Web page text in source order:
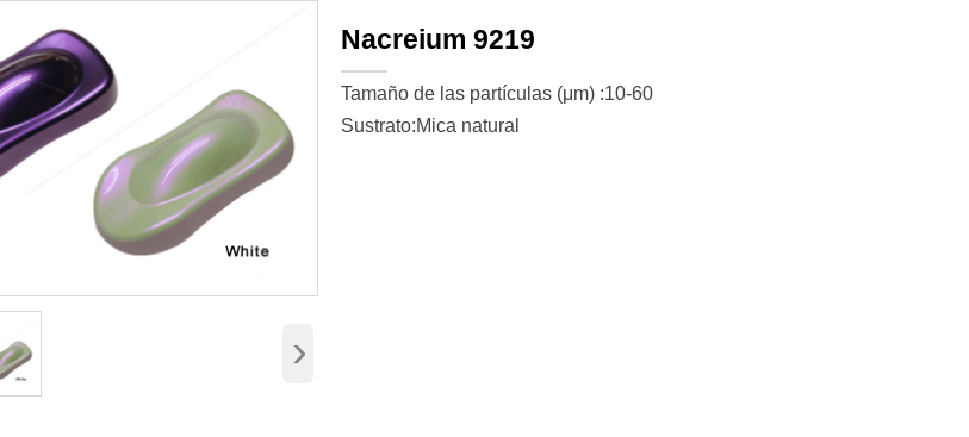
›
Nacreium 9219
Tamaño de las partículas (μm) :10-60
Sustrato:Mica natural